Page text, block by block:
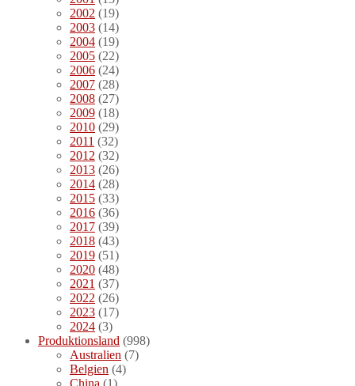
2002 (19)
2003 (14)
2004 (19)
2005 (22)
2006 (24)
2007 (28)
2008 (27)
2009 (18)
2010 (29)
2011 (32)
2012 (32)
2013 (26)
2014 (28)
2015 (33)
2016 (36)
2017 (39)
2018 (43)
2019 (51)
2020 (48)
2021 (37)
2022 (26)
2023 (17)
2024 (3)
Produktionsland (998)
Australien (7)
Belgien (4)
China (1)